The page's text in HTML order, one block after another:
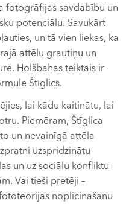
fotogrāfijas savdabību un
potenciālu. Savukārt
un tā vien liekas, ka
attēlu grautiņu un
Holšbahas teiktais ir
Štīglics.
lai kādu kaitinātu, lai
Piemēram, Štīglica
un nevainīgā attēla
uzspridzinātu
un uz sociālu konfliktu
Vai tieši pretēji –
noplicināšanu